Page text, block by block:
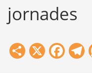
Formació
Eines
jornades
Share
X